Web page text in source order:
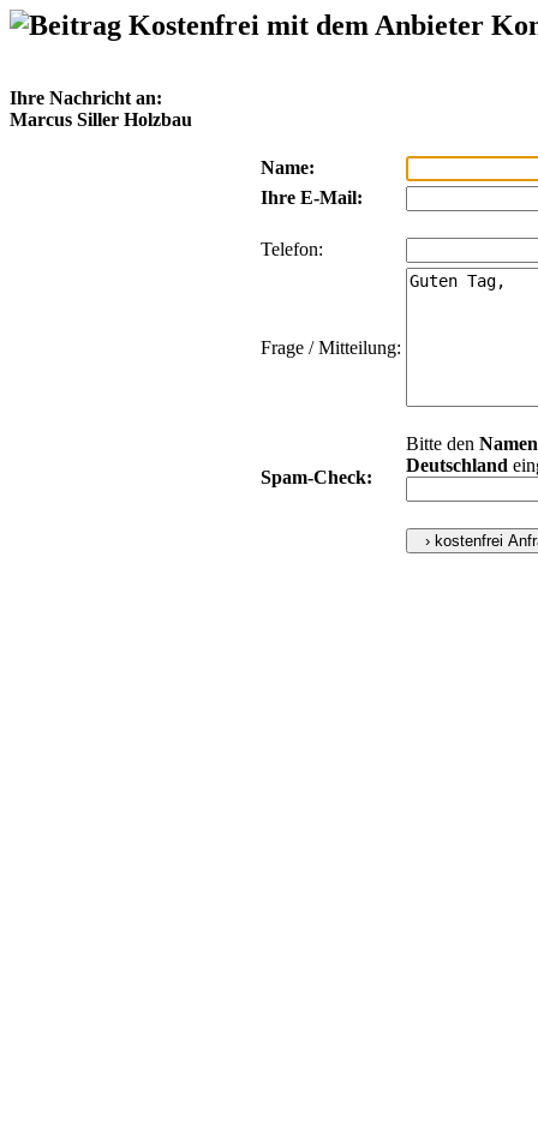
Kostenfrei mit dem Anbieter
Ihre Nachricht an:
Marcus Siller Holzbau
Name:
Ihre E-Mail:
Telefon:
Frage / Mitteilung:
Spam-Check:
Bitte den Namen
Deutschland